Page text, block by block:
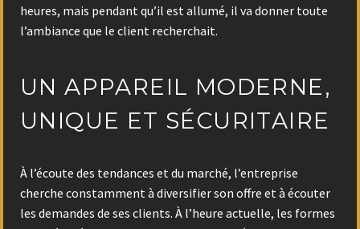
heures, mais pendant qu’il est allumé, il va donner toute
l’ambiance que le client recherchait.
UN APPAREIL MODERNE,
UNIQUE ET SÉCURITAIRE
À l’écoute des tendances et du marché, l’entreprise
cherche constamment à diversifier son offre et à écouter
les demandes de ses clients. À l’heure actuelle, les formes